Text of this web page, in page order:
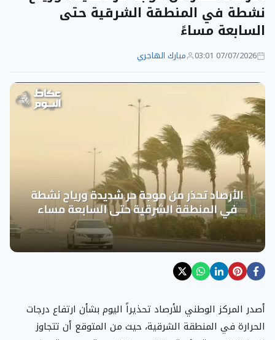
نشطة في المنطقة الشرقية حتى
السابعة مساءً
07/07/2026 03:01 مبارك الهاجري
أصدر المركز الوطني للأرصاد تحذيراً اليوم بشأن ارتفاع درجات
الحرارة في المنطقة الشرقية، حيث من المتوقع أن تتجاوز